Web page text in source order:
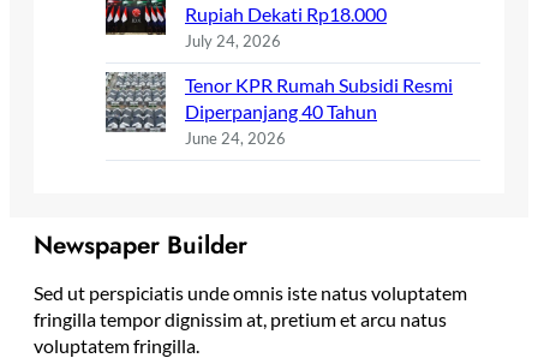
Rupiah Dekati Rp18.000
July 24, 2026
Tenor KPR Rumah Subsidi Resmi
Diperpanjang 40 Tahun
June 24, 2026
Newspaper Builder
Sed ut perspiciatis unde omnis iste natus voluptatem
fringilla tempor dignissim at, pretium et arcu natus
voluptatem fringilla.